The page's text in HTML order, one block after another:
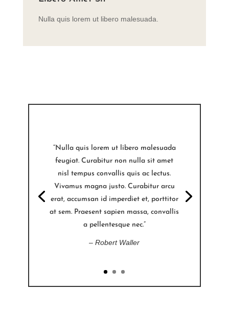
Nulla quis lorem ut libero malesuada.
“Nulla quis lorem ut libero malesuada
feugiat. Curabitur non nulla sit amet
nisl tempus convallis quis ac lectus.
Vivamus magna justo. Curabitur arcu
erat, accumsan id imperdiet et, porttitor
at sem. Praesent sapien massa, convallis
a pellentesque nec.”
– Robert Waller